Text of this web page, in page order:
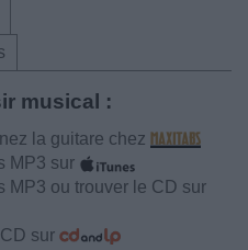
musical :
la guitare chez
MP3 sur
MP3 ou trouver le CD sur
sur